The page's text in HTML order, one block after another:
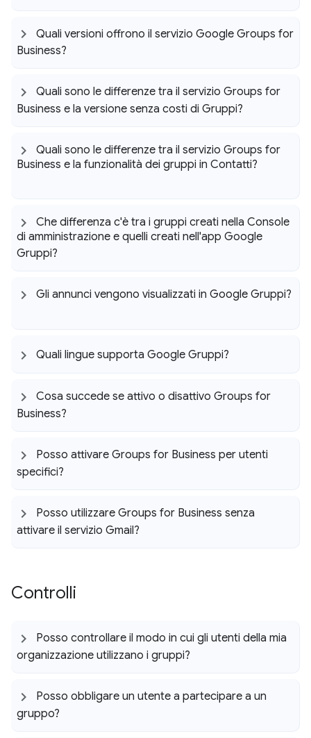
Quali versioni offrono il servizio Google Groups for
Business?
Quali sono le differenze tra il servizio Groups for
Business e la versione senza costi di Gruppi?
Quali sono le differenze tra il servizio Groups for
Business e la funzionalità dei gruppi in Contatti?
Che differenza c'è tra i gruppi creati nella Console
di amministrazione e quelli creati nell'app Google
Gruppi?
Gli annunci vengono visualizzati in Google Gruppi?
Quali lingue supporta Google Gruppi?
Cosa succede se attivo o disattivo Groups for
Business?
Posso attivare Groups for Business per utenti
specifici?
Posso utilizzare Groups for Business senza
attivare il servizio Gmail?
Controlli
Posso controllare il modo in cui gli utenti della mia
organizzazione utilizzano i gruppi?
Posso obbligare un utente a partecipare a un
gruppo?